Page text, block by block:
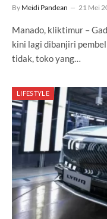
By Meidi Pandean 21 Mei
Manado, kliktimur –
kini lagi dibanjiri
tidak, toko yang…
LIFESTYLE